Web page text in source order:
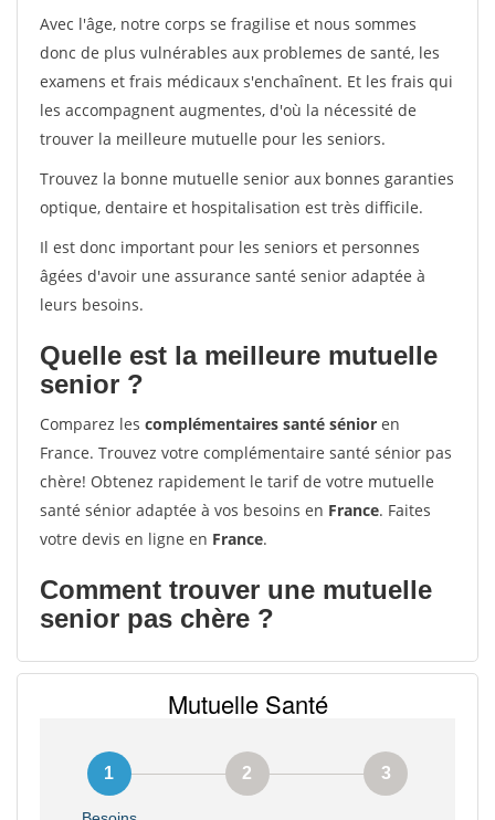
Avec l'âge, notre corps se fragilise et nous sommes
donc de plus vulnérables aux problemes de santé, les
examens et frais médicaux s'enchaînent. Et les frais qui
les accompagnent augmentes, d'où la nécessité de
trouver la meilleure mutuelle pour les seniors.
Trouvez la bonne mutuelle senior aux bonnes garanties
optique, dentaire et hospitalisation est très difficile.
Il est donc important pour les seniors et personnes
âgées d'avoir une assurance santé senior adaptée à
leurs besoins.
Quelle est la meilleure mutuelle
senior ?
Comparez les complémentaires santé sénior en
France. Trouvez votre complémentaire santé sénior pas
chère! Obtenez rapidement le tarif de votre mutuelle
santé sénior adaptée à vos besoins en France. Faites
votre devis en ligne en France.
Comment trouver une mutuelle
senior pas chère ?